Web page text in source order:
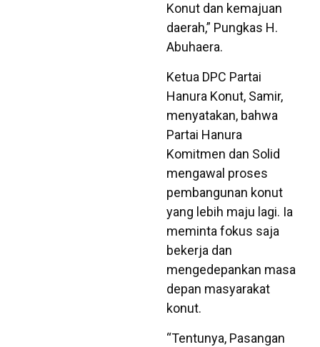
Konut dan kemajuan
daerah,” Pungkas H.
Abuhaera.
Ketua DPC Partai
Hanura Konut, Samir,
menyatakan, bahwa
Partai Hanura
Komitmen dan Solid
mengawal proses
pembangunan konut
yang lebih maju lagi. Ia
meminta fokus saja
bekerja dan
mengedepankan masa
depan masyarakat
konut.
“Tentunya, Pasangan